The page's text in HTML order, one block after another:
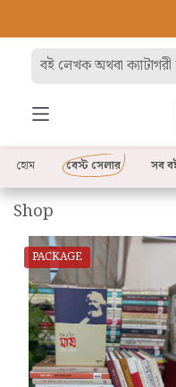
হোম বেস্ট সেলার সব
Shop
PACKAGE